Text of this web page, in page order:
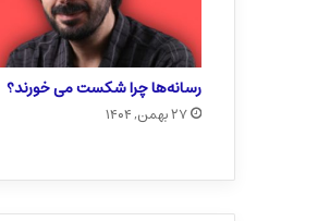
رسانه‌ها چرا شکست می خورند؟
۲۷ بهمن, ۱۴۰۴